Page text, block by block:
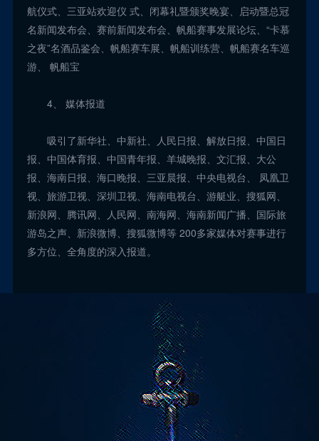
航仪式、三亚站欢迎仪 式、闭幕礼暨颁奖晚宴、启动暨总冠
名新闻发布会、赛前新闻发布会、帆船赛事发展论坛、“卡慕
之夜”名酒品鉴会、帆船赛车展、帆船训练营、帆船赛名车巡
游、 帆船宝
4、 媒体报道
吸引了新华社、中新社、人民日报、解放日报、中国日
报、中国体育报、中国青年报、羊城晚报、文汇报、大公
报、海南日报、海口晚报、三亚晨报、中央电视台、 凤凰卫
视、旅游卫视、深圳卫视、海南电视台、游艇业、搜狐网、
新浪网、腾讯网、人民网、南海网、海南新闻广播、国际旅
游岛之声、新浪微博、搜狐微博等 200多家媒体对赛事进行
多方位、全角度的深入报道。